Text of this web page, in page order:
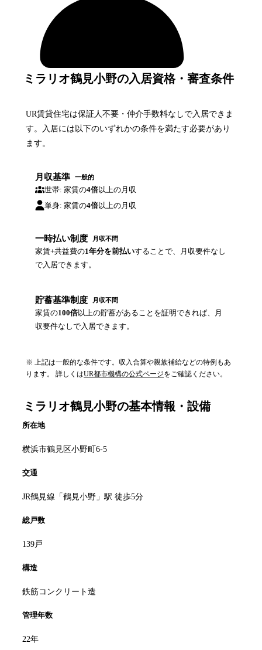
ミラリオ鶴見小野の入居資格・審査条件
UR賃貸住宅は保証人不要・仲介手数料なしで入居できま
す。入居には以下のいずれかの条件を満たす必要があり
ます。
月収基準 一般的
世帯: 家賃の4倍以上の月収
単身: 家賃の4倍以上の月収
一時払い制度 月収不問
家賃+共益費の1年分を前払いすることで、月収要件なし
で入居できます。
貯蓄基準制度 月収不問
家賃の100倍以上の貯蓄があることを証明できれば、月
収要件なしで入居できます。
※ 上記は一般的な条件です。収入合算や親族補給などの特例もあ
ります。 詳しくはUR都市機構の公式ページをご確認ください。
ミラリオ鶴見小野の基本情報・設備
所在地
横浜市鶴見区小野町6-5
交通
JR鶴見線「鶴見小野」駅 徒歩5分
総戸数
139戸
構造
鉄筋コンクリート造
管理年数
22年